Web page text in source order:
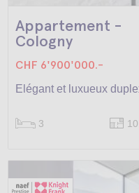
Appartement -
Cologny
CHF 6'900'000.-
Elégant et luxueux
3 10